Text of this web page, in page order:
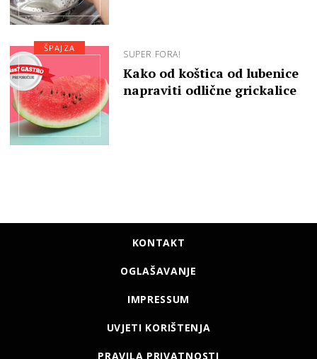
SUPER FORA!
Kako od koštica od lubenice
napraviti odlične grickalice
ŠPAJZA
KONTAKT
OGLAŠAVANJE
IMPRESSUM
UVJETI KORIŠTENJA
PRAVILA PRIVATNOSTI